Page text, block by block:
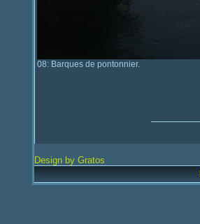
08: Barques de pontonnier.
Design by Gratos